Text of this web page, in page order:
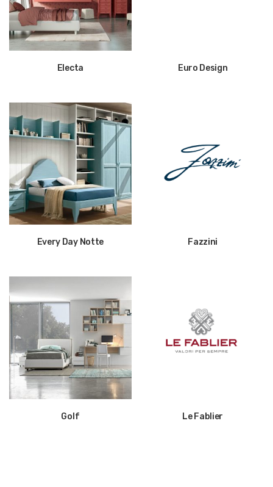
Electa Euro Design
Every Day Notte Fazzini
Golf Le Fablier